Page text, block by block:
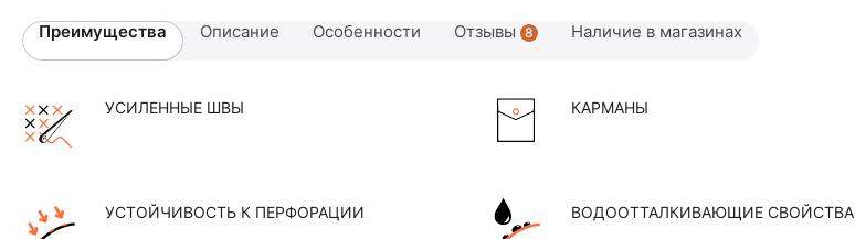
Преимущества Описание Особенности Отзывы 8 Наличие в магазинах
УСИЛЕННЫЕ ШВЫ КАРМАНЫ
УСТОЙЧИВОСТЬ К ПЕРФОРАЦИИ ВОДООТТАЛКИВАЮЩИЕ СВОЙСТВА